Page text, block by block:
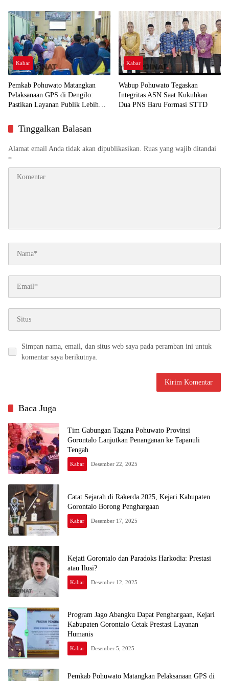
Kabar
Pemkab Pohuwato Matangkan
Pelaksanaan GPS di Dengilo:
Pastikan Layanan Publik Lebih
Kabar
Wabup Pohuwato Tegaskan
Integritas ASN Saat Kukuhkan
Dua PNS Baru Formasi STTD
Tinggalkan Balasan
Alamat email Anda tidak akan dipublikasikan. Ruas yang wajib ditandai
*
Simpan nama, email, dan situs web saya pada peramban ini untuk
komentar saya berikutnya.
Baca Juga
Tim Gabungan Tagana Pohuwato Provinsi
Gorontalo Lanjutkan Penanganan ke Tapanuli
Tengah
Kabar Desember 22, 2025
Catat Sejarah di Rakerda 2025, Kejari Kabupaten
Gorontalo Borong Penghargaan
Kabar Desember 17, 2025
Kejati Gorontalo dan Paradoks Harkodia: Prestasi
atau Ilusi?
Kabar Desember 12, 2025
Program Jago Abangku Dapat Penghargaan, Kejari
Kabupaten Gorontalo Cetak Prestasi Layanan
Humanis
Kabar Desember 5, 2025
Pemkab Pohuwato Matangkan Pelaksanaan GPS di